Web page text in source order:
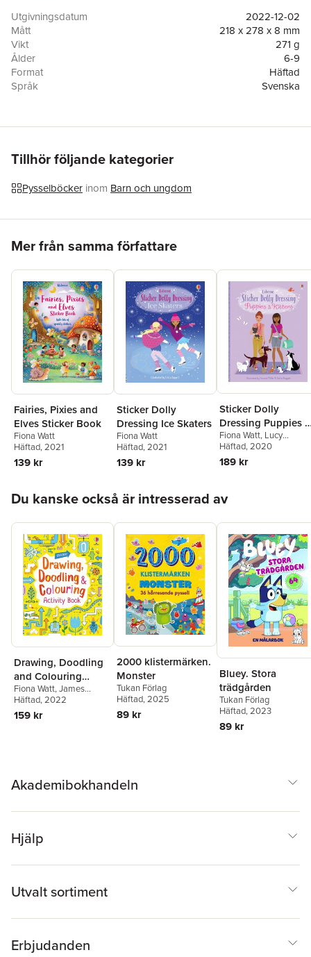
Utgivningsdatum
2022-12-02
Mått
218 x 278 x 8 mm
Vikt
271 g
Ålder
6-9
Format
Häftad
Språk
Svenska
Upplaga
1
Illustratör
Miljömärkning
Originaltitel
Drawing, Doodling & Colouring Activity Book
Tillhör följande kategorier
Pysselböcker inom Barn och ungdom
Mer från samma författare
Fairies, Pixies and
Elves Sticker Book
Fiona Watt
Häftad, 2021
139 kr
Sticker Dolly
Dressing Ice Skaters
Fiona Watt
Häftad, 2021
139 kr
Sticker Dolly
Dressing Puppies &
Kittens
Fiona Watt, Lucy
Bowman
Häftad, 2020
189 kr
Du kanske också är intresserad av
Drawing, Doodling
and Colouring
Activity Book
Fiona Watt,James
Maclaine
Häftad, 2022
159 kr
2000 klistermärken.
Monster
Tukan Förlag
Häftad, 2025
89 kr
Bluey. Stora
trädgården
Tukan Förlag
Häftad, 2023
89 kr
Akademibokhandeln
Hjälp
Utvalt sortiment
Erbjudanden